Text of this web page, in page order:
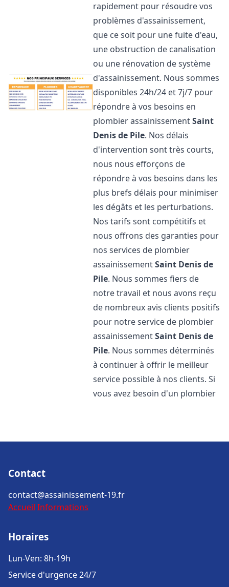
rapidement pour résoudre vos
problèmes d'assainissement,
que ce soit pour une fuite d'eau,
une obstruction de canalisation
ou une rénovation de système
d'assainissement. Nous sommes
disponibles 24h/24 et 7j/7 pour
répondre à vos besoins en
plombier assainissementSaint
Denis de Pile. Nos délais
d'intervention sont très courts,
nous nous efforçons de
répondre à vos besoins dans les
plus brefs délais pour minimiser
les dégâts et les perturbations.
Nos tarifs sont compétitifs et
nous offrons des garanties pour
nos services de plombier
assainissementSaint Denis de
Pile. Nous sommes fiers de
notre travail et nous avons reçu
de nombreux avis clients positifs
pour notre service de plombier
assainissementSaint Denis de
Pile. Nous sommes déterminés
à continuer à offrir le meilleur
service possible à nos clients. Si
vous avez besoin d'un plombier
Contact
contact@assainissement-19.fr
Accueil Informations
Horaires
Lun-Ven: 8h-19h
Service d'urgence 24/7